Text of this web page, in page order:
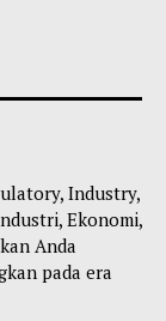
Industry,
Ekonomi,
Anda
pada era